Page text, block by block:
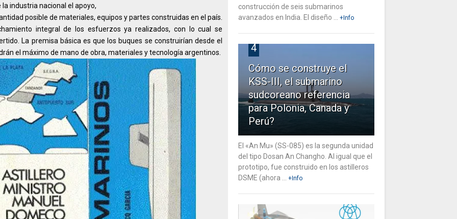
industria nacional el apoyo,
posible de materiales, equipos y partes construidas en el país.
integral de los esfuerzos ya realizados, con lo cual se
La premisa básica es que los buques se construirían desde el
el máximo de mano de obra, materiales y tecnología argentinos.
construcción de seis submarinos
avanzados en India. El diseño ...
+Info
4
Cómo se construye el
KSS-III, el submarino
sudcoreano referencia
para Polonia, Canada y
Perú?
El «An Mu» (SS-085) es la segunda unidad
del tipo Dosan An Changho. Al igual que el
prototipo, fue construido en los astilleros
DSME (ahora ...
+Info